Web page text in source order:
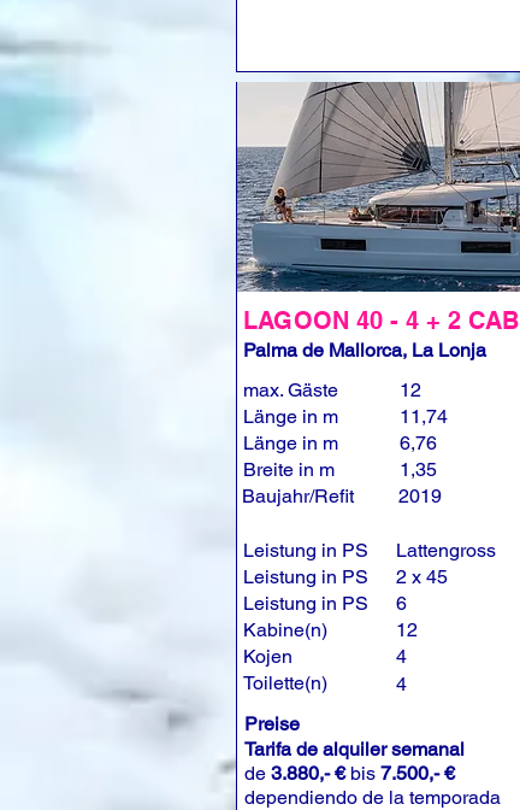
LAGOON 40 - 4 + 2 CAB
Palma de Mallorca, La Lonja
max. Gäste
Länge in m
Länge in m
Breite in m
Baujahr/Refit
Leistung in PS
Leistung in PS
Leistung in PS
Kabine(n)
Kojen
Toilette(n)
12
11,74
6,76
1,35
2019
Lattengross
2 x 45
6
12
4
4
Preise
Tarifa de alquiler semanal
de 3.880,- €bis 7.500,- €
dependiendo de la temporada